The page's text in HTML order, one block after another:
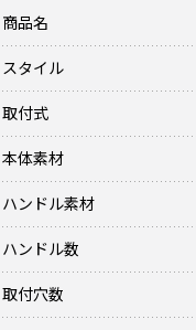
商品名
スタイル
取付式
本体素材
ハンドル素材
ハンドル数
取付穴数